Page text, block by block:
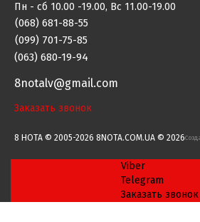
Пн - сб 10.00 -19.00, Вс 11.00-19.00
(068) 681-88-55
(099) 701-75-85
(063) 680-19-94
8notalv@gmail.com
Заказать звонок
8 НОТА © 2005-2026 8NOTA.COM.UA © 2026
Viber
Telegram
Заказать звонок